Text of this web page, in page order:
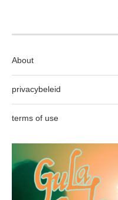
About
privacybeleid
terms of use